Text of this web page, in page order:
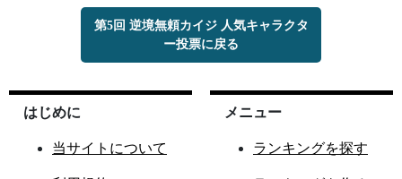
第5回 逆境無頼カイジ 人気キャラクタ
ー投票に戻る
はじめに
当サイトについて
メニュー
ランキングを探す